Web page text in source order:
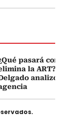
pasará con
la ART?
analizó